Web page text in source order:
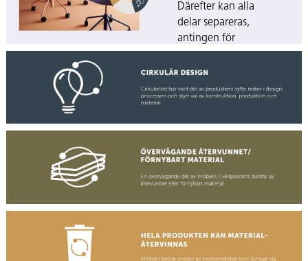
Därefter kan alla
delar separeras,
antingen för
rekonditionering som
ger klimatsmart
återanvändning, eller
återvinning som ger
miljövänliga
produkter. C-key-
symbolen för
Karoline är därför
fem